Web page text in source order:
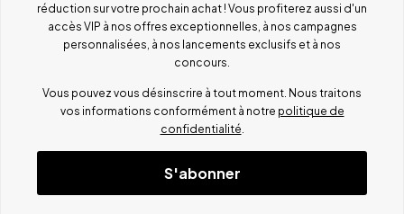
réduction sur votre prochain achat ! Vous profiterez aussi d'un
accès VIP à nos offres exceptionnelles, à nos campagnes
personnalisées, à nos lancements exclusifs et à nos
concours.
Vous pouvez vous désinscrire à tout moment. Nous traitons
vos informations conformément à notre politique de
confidentialité
S'abonner